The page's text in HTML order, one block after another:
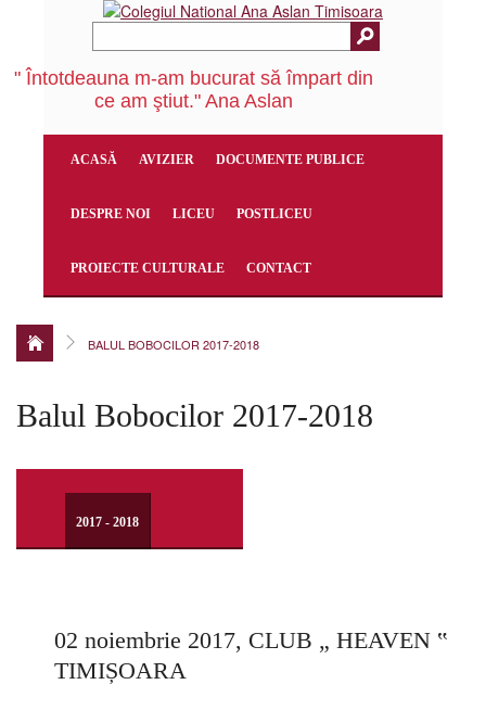
" Întotdeauna m-am bucurat să împart din
ce am ştiut." Ana Aslan
ACASĂ AVIZIER DOCUMENTE PUBLICE
DESPRE NOI LICEU POSTLICEU
PROIECTE CULTURALE CONTACT
BALUL BOBOCILOR 2017-2018
Balul Bobocilor 2017-2018
2017 - 2018
02 noiembrie 2017, CLUB „ HEAVEN ‟
TIMIȘOARA